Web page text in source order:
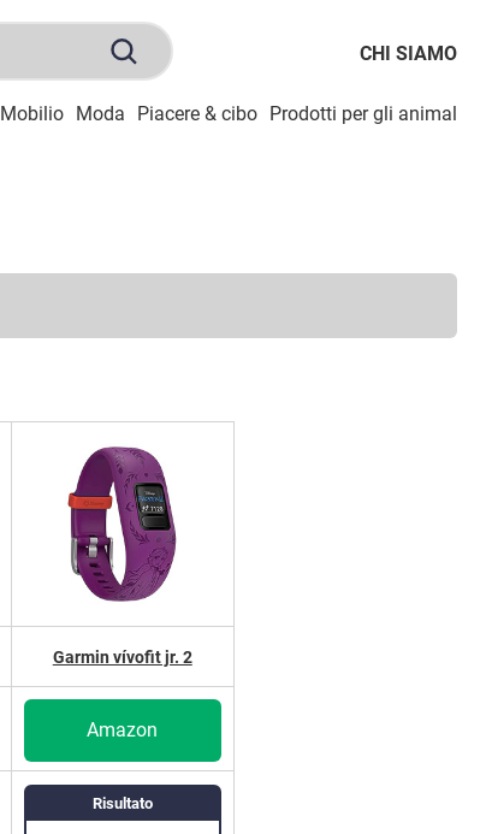
CHI SIAMO
Mobilio Moda Piacere & cibo Prodotti per gli animali
Risultato
Garmin vívofit jr. 2
Amazon